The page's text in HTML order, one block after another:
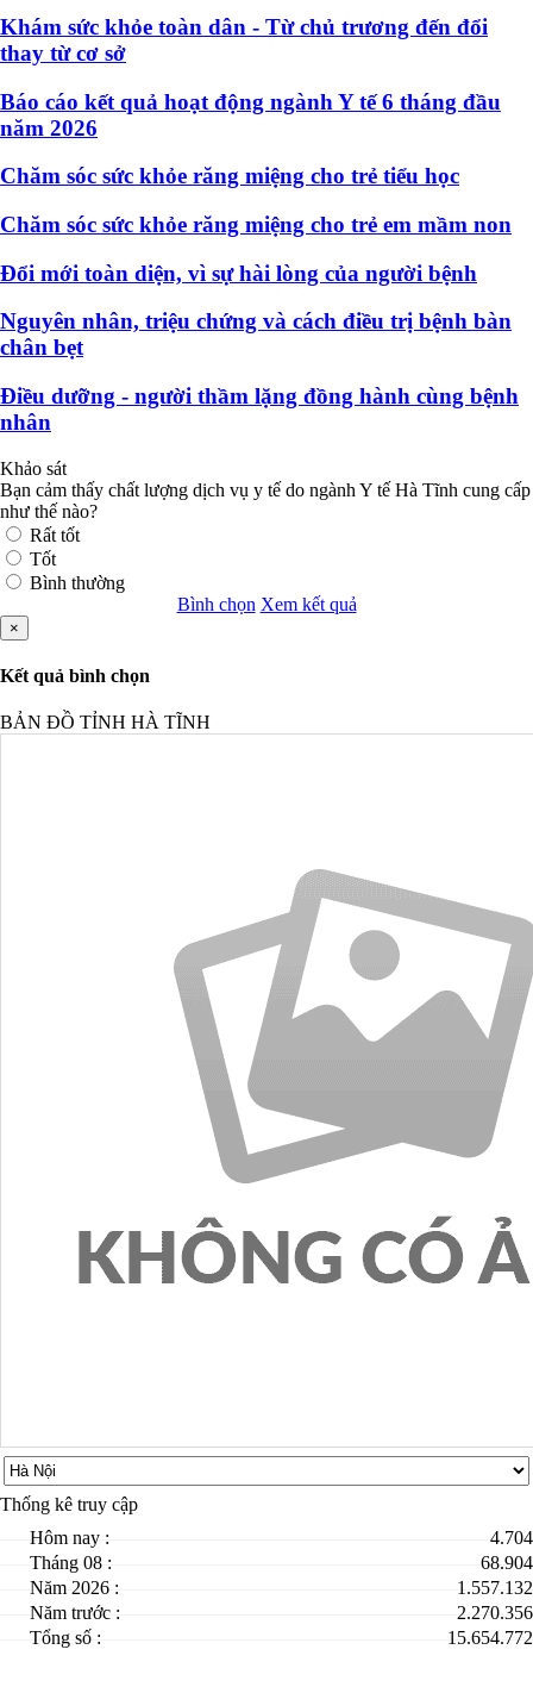
Khám sức khỏe toàn dân - Từ chủ trương đến đổi
thay từ cơ sở
Báo cáo kết quả hoạt động ngành Y tế 6 tháng đầu
năm 2026
Chăm sóc sức khỏe răng miệng cho trẻ tiểu học
Chăm sóc sức khỏe răng miệng cho trẻ em mầm non
Đổi mới toàn diện, vì sự hài lòng của người bệnh
Nguyên nhân, triệu chứng và cách điều trị bệnh bàn
chân bẹt
Điều dưỡng - người thầm lặng đồng hành cùng bệnh
nhân
Khảo sát
Bạn cảm thấy chất lượng dịch vụ y tế do ngành Y tế Hà Tĩnh cung cấp
như thế nào?
Rất tốt
Tốt
Bình thường
Bình chọn Xem kết quả
×
Kết quả bình chọn
BẢN ĐỒ TỈNH HÀ TĨNH
Thống kê truy cập
Hôm nay :
4.704
Tháng 08 :
68.904
Năm 2026 :
1.557.132
Năm trước :
2.270.356
Tổng số :
15.654.772